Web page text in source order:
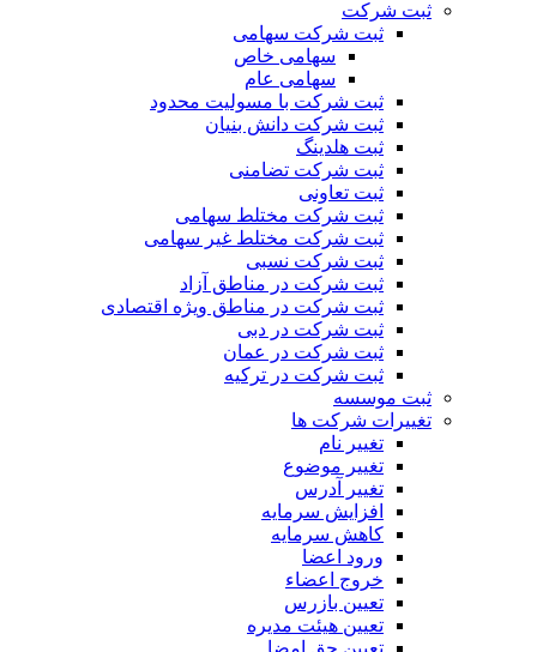
ثبت شرکت
ثبت شرکت سهامی
سهامی خاص
سهامی عام
ثبت شرکت با مسولیت محدود
ثبت شرکت دانش بنیان
ثبت هلدینگ
ثبت شرکت تضامنی
ثبت تعاونی
ثبت شرکت مختلط سهامی
ثبت شرکت مختلط غیر سهامی
ثبت شرکت نسبی
ثبت شرکت در مناطق آزاد
ثبت شرکت در مناطق ویژه اقتصادی
ثبت شرکت در دبی
ثبت شرکت در عمان
ثبت شرکت در ترکیه
ثبت موسسه
تغییرات شرکت ها
تغییر نام
تغییر موضوع
تغییر آدرس
افزایش سرمایه
کاهش سرمایه
ورود اعضا
خروج اعضاء
تعیین بازرس
تعیین هیئت مدیره
تعیین حق امضا